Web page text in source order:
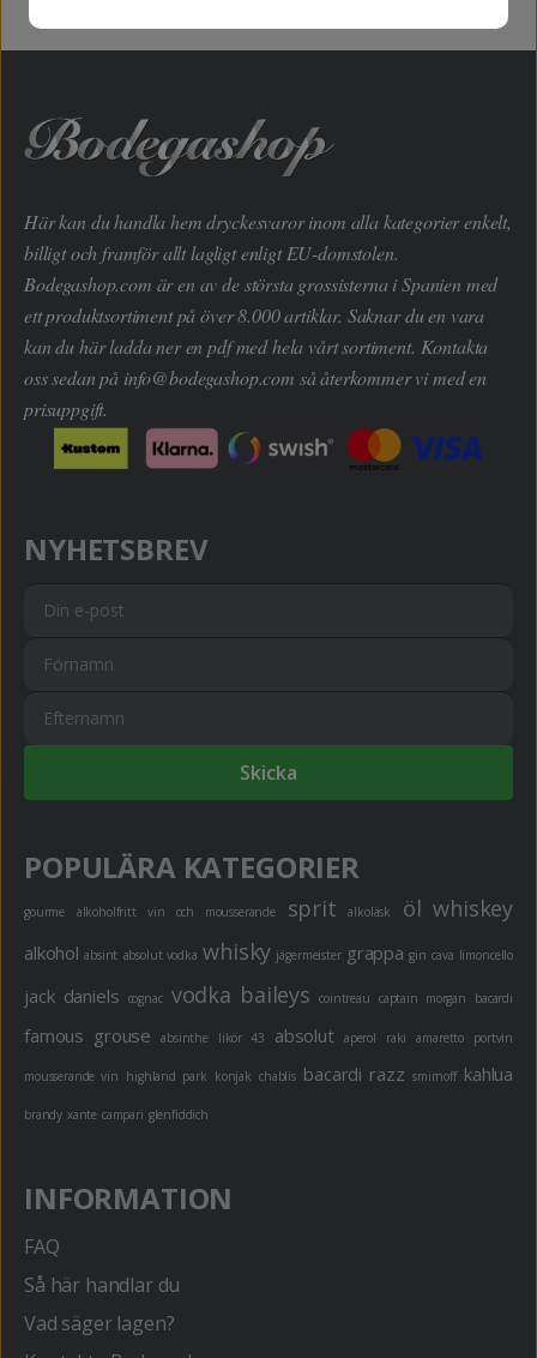
Här kan du handla hem dryckesvaror inom alla kategorier enkelt,
billigt och framför allt lagligt enligt EU-domstolen.
Bodegashop.com är en av de största grossisterna i Spanien med
ett produktsortiment på över 8.000 artiklar. Saknar du en vara
kan du här ladda ner en pdf med hela vårt sortiment. Kontakta
oss sedan på info@bodegashop.com så återkommer vi med en
prisuppgift.
NYHETSBREV
Skicka
POPULÄRA KATEGORIER
gourme alkoholfritt vin och mousserande sprit alkoläsk öl whiskey
alkohol absint absolut vodka whisky jägermeister grappa gin cava limoncello
jack daniels cognac vodka baileys cointreau captain morgan bacardi
famous grouse absinthe likör 43 absolut aperol raki amaretto portvin
mousserande vin highland park konjak chablis bacardi razz smirnoff kahlua
brandy xante campari glenfiddich
INFORMATION
FAQ
Så här handlar du
Vad säger lagen?